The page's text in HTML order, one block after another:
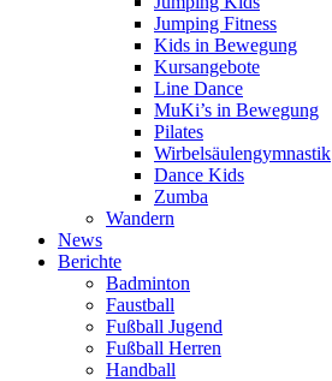
Jumping Fitness
Kids in Bewegung
Kursangebote
Line Dance
MuKi’s in Bewegung
Pilates
Wirbelsäulengymnastik
Dance Kids
Zumba
Wandern
News
Berichte
Badminton
Faustball
Fußball Jugend
Fußball Herren
Handball